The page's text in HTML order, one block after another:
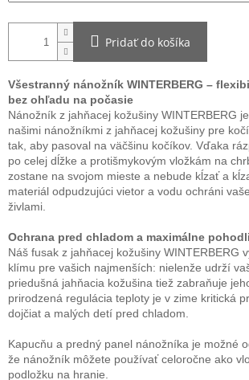
Pridať do košíka
Všestranný nánožník WINTERBERG –
bez ohľadu na počasie
Nánožník z jahňacej kožušiny WINTERBERG
našimi nánožníkmi z jahňacej kožušiny pre
tak, aby pasoval na väčšinu kočíkov. Vďaka
po celej dĺžke a protišmykovým vložkám na
zostane na svojom mieste a nebude kĺzať a
materiál odpudzujúci vietor a vodu ochráni
živlami.
Ochrana pred chladom a maximálne
Náš fusak z jahňacej kožušiny WINTERBERG
klímu pre vašich najmenších: nielenže udrží
priedušná jahňacia kožušina tiež zabraňuje
prirodzená regulácia teploty je v zime kritická
dojčiat a malých detí pred chladom.
Kapucňu a predný panel nánožníka je možné
že nánožník môžete používať celoročne ako
podložku na hranie.